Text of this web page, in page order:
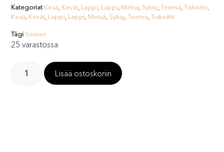
Kategoriat Kesä Kevät Lappi Lappi Metsä Syksy ,Teema ,Tiskirätit
Kesä Kevät Lappi Lappi Metsä Syksy ,Teema ,Tiskirätit
Tägi Sininen
25 varastossa
Lisää ostoskoriin